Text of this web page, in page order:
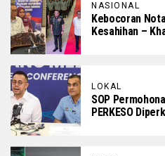
NASIONAL
Kebocoran
Kesahihan –
LOKAL
SOP
PERKESO